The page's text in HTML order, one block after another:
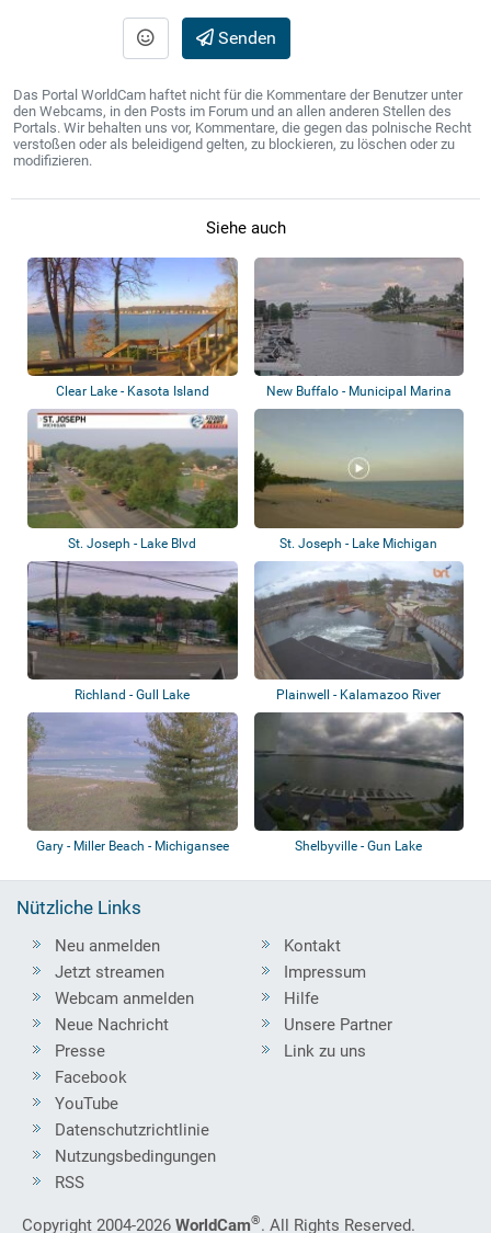
Senden
Das Portal WorldCam haftet nicht für die Kommentare der Benutzer unter
den Webcams, in den Posts im Forum und an allen anderen Stellen des
Portals. Wir behalten uns vor, Kommentare, die gegen das polnische Recht
verstoßen oder als beleidigend gelten, zu blockieren, zu löschen oder zu
modifizieren.
Siehe auch
Clear Lake - Kasota Island New Buffalo - Municipal Marina
St. Joseph - Lake Blvd St. Joseph - Lake Michigan
Richland - Gull Lake Plainwell - Kalamazoo River
Gary - Miller Beach - Michigansee Shelbyville - Gun Lake
Nützliche Links
Neu anmelden
Jetzt streamen
Webcam anmelden
Neue Nachricht
Presse
Kontakt
Impressum
Hilfe
Unsere Partner
Link zu uns
Facebook
YouTube
Datenschutzrichtlinie
Nutzungsbedingungen
RSS
Copyright 2004-2026 WorldCam®. All Rights Reserved.